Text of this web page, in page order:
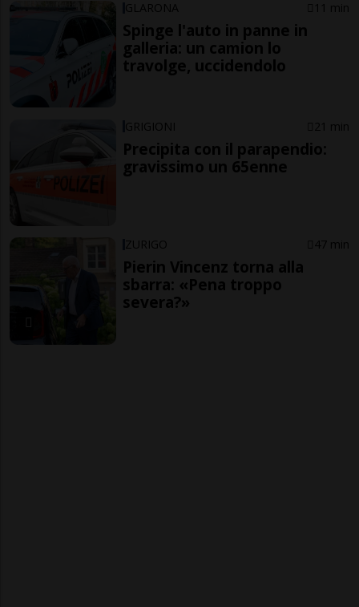
GLARONA 11 min
Spinge l'auto in panne in
galleria: un camion lo
travolge, uccidendolo
GRIGIONI 21 min
Precipita con il parapendio:
gravissimo un 65enne
ZURIGO 47 min
Pierin Vincenz torna alla
sbarra: «Pena troppo
severa?»